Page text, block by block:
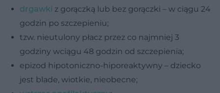
drgawki z gorączką lub bez gorączki – w ciągu 24
godzin po szczepieniu;
tzw. nieutulony płacz przez co najmniej 3
godziny wciągu 48 godzin od szczepienia;
epizod hipotoniczno-hiporeaktywny – dziecko
jest blade, wiotkie, nieobecne;